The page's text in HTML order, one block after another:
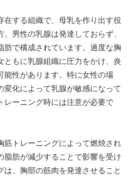
在する組織で、母乳を作り出す役
男性の乳腺は発達しておらず、
肪で構成されています。過度な胸
ともに乳腺組織に圧力をかけ、炎
能性があります。特に女性の場
変化によって乳腺が敏感になって
レーニング時には注意が必要で
筋トレーニングによって燃焼され
脂肪が減少することで影響を受け
は、胸部の筋肉を発達させること